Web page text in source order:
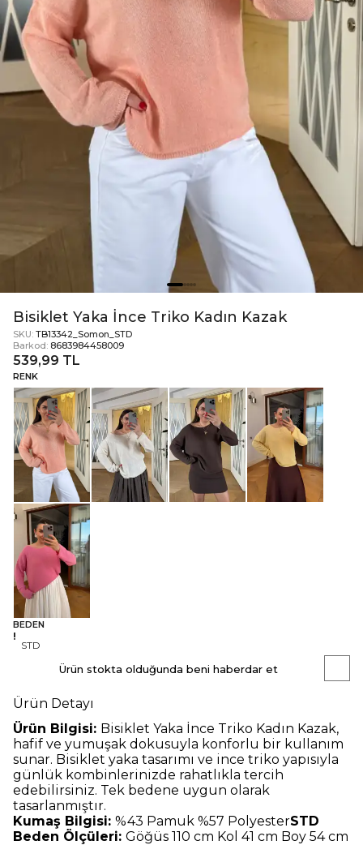
Bisiklet Yaka İnce Triko Kadın Kazak
SKU: TB13342_Somon_STD
Barkod: 8683984458009
539,99 TL
RENK
BEDEN
STD
Ürün stokta olduğunda beni haberdar et
Ürün Detayı
Ürün Bilgisi: Bisiklet Yaka İnce Triko Kadın Kazak,
hafif ve yumuşak dokusuyla konforlu bir kullanım
sunar. Bisiklet yaka tasarımı ve ince triko yapısıyla
günlük kombinlerinizde rahatlıkla tercih
edebilirsiniz. Tek bedene uygun olarak
tasarlanmıştır.
Kumaş Bilgisi: %43 Pamuk %57 PolyesterSTD
Beden Ölçüleri: Göğüs 110 cm Kol 41 cm Boy 54 cm